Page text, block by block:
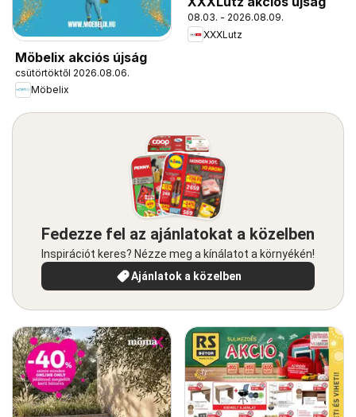
Möbelix akciós újság
csütörtöktől 2026.08.06.
Möbelix
08.03. - 2026.08.09.
XXXLutz
Fedezze fel az ajánlatokat a közelben
Inspirációt keres? Nézze meg a kínálatot a környékén!
Ajánlatok a közelben